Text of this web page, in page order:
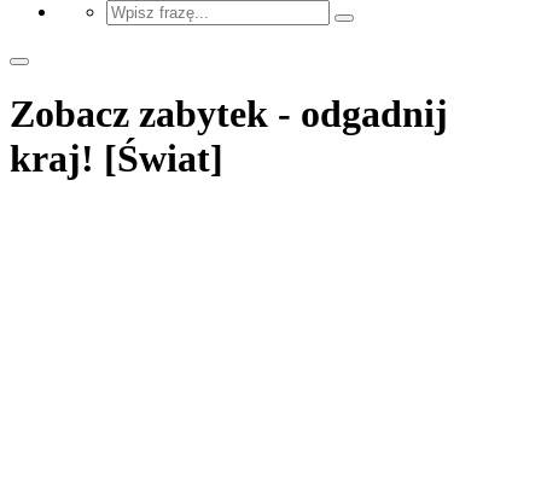
Zobacz zabytek - odgadnij
kraj! [Świat]